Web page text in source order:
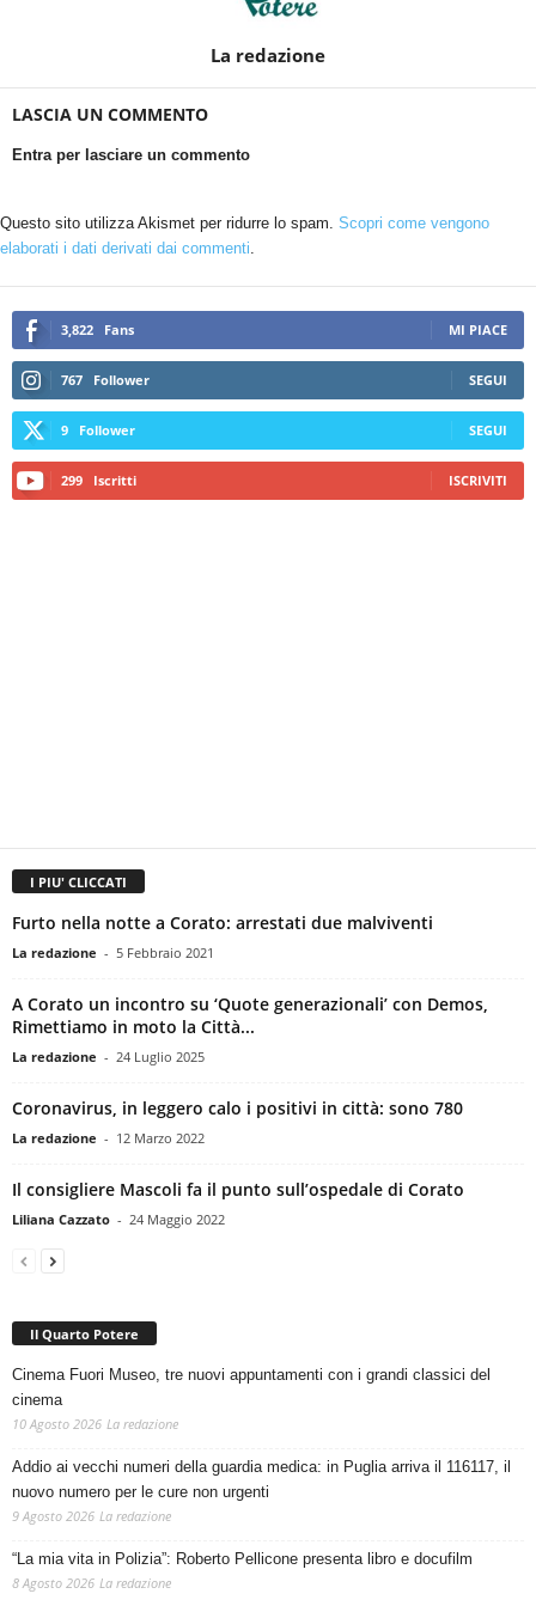
La redazione
LASCIA UN COMMENTO
Entra per lasciare un commento
Questo sito utilizza Akismet per ridurre lo spam. Scopri come vengono
elaborati i dati derivati dai commenti.
3,822 Fans MI PIACE
767 Follower SEGUI
9 Follower SEGUI
299 Iscritti ISCRIVITI
I PIU' CLICCATI
Furto nella notte a Corato: arrestati due malviventi
La redazione - 5 Febbraio 2021
A Corato un incontro su ‘Quote generazionali’ con Demos,
Rimettiamo in moto la Città...
La redazione - 24 Luglio 2025
Coronavirus, in leggero calo i positivi in città: sono 780
La redazione - 12 Marzo 2022
Il consigliere Mascoli fa il punto sull’ospedale di Corato
Liliana Cazzato - 24 Maggio 2022
Il Quarto Potere
Cinema Fuori Museo, tre nuovi appuntamenti con i grandi classici del
cinema
10 Agosto 2026 La redazione
Addio ai vecchi numeri della guardia medica: in Puglia arriva il 116117, il
nuovo numero per le cure non urgenti
9 Agosto 2026 La redazione
“La mia vita in Polizia”: Roberto Pellicone presenta libro e docufilm
8 Agosto 2026 La redazione